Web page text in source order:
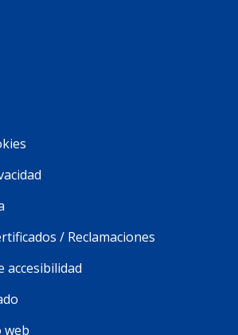
/ Reclamaciones
accesibilidad
web